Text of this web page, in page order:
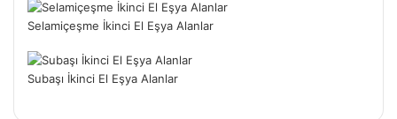
Selamiçeşme İkinci El Eşya Alanlar
Subaşı İkinci El Eşya Alanlar